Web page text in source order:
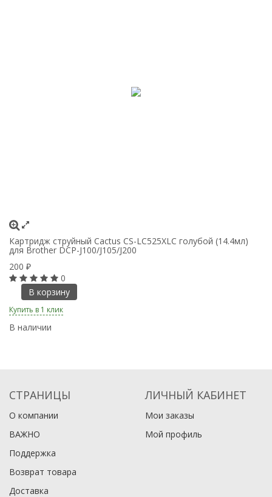
Картридж струйный Cactus CS-LC525XLC голубой (14.4мл)
для Brother DCP-J100/J105/J200
200 ₽
0
В корзину
Купить в 1 клик
В наличии
СТРАНИЦЫ
О компании
ВАЖНО
Поддержка
Возврат товара
Доставка
ЛИЧНЫЙ КАБИНЕТ
Мои заказы
Мой профиль